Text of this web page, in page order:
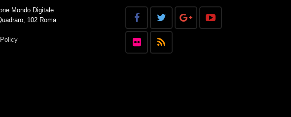
Mondo Digitale
102 Roma